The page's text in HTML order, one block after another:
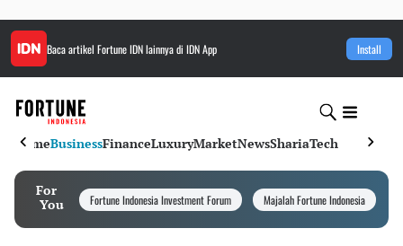
Baca artikel Fortune IDNlainnya di IDN App Install
HomeBusinessFinanceLuxuryMarketNewsShariaTech
For
You
Fortune Indonesia Investment Forum Majalah Fortune Indonesia